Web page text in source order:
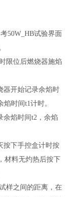
50W_HB试验界面
限位后燃烧器施焰
器开始记录余焰时
时间t1计时。
余焰时间t2，余焰
按下手控盒计时按
材料无灼热后按下
样之间的距离，在